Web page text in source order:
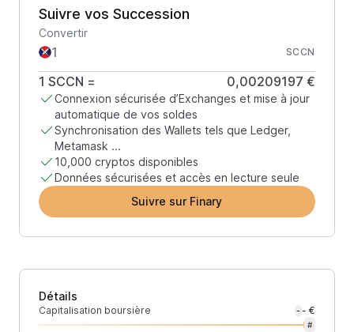
Suivre vos Succession
Convertir
SCCN
1 SCCN = 0,00209197 €
Connexion sécurisée d’Exchanges et mise à jour
automatique de vos soldes
Synchronisation des Wallets tels que Ledger,
Metamask ...
10,000 cryptos disponibles
Données sécurisées et accès en lecture seule
Suivre sur Finary
Détails
Capitalisation boursière - - €
#